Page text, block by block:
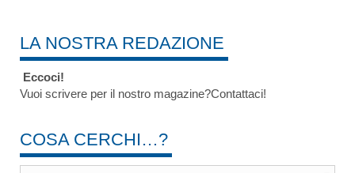
LA NOSTRA REDAZIONE
Eccoci!
Vuoi scrivere per il nostro magazine?Contattaci!
COSA CERCHI…?